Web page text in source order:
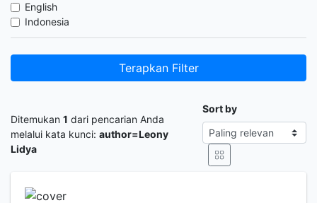
English
Indonesia
Terapkan Filter
Ditemukan 1 dari pencarian Anda
melalui kata kunci: author=Leony
Lidya
Sort by